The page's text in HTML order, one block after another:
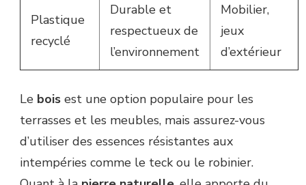
Plastique
recyclé
Durable et
respectueux de
l’environnement
Mobilier,
jeux
d’extérieur
Le bois est une option populaire pour les
terrasses et les meubles, mais assurez-vous
d’utiliser des essences résistantes aux
intempéries comme le teck ou le robinier.